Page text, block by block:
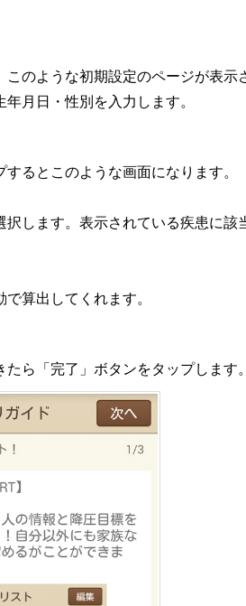
このような初期設定のページが表示
月日・性別を入力します。
るとこのような画面になります。
択します。表示されている疾患に
算出してくれます。
たら「完了」ボタンをタップします